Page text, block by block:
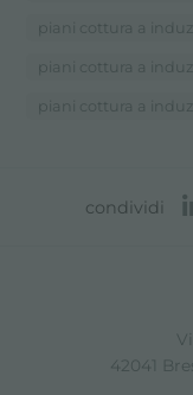
piani cottura a
piani cottura a
piani cottura a
condividi
42041